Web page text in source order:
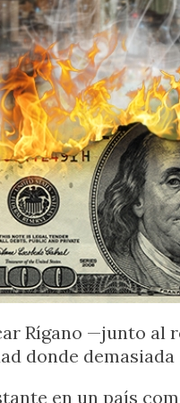
Rígano —junto al
donde
en un país